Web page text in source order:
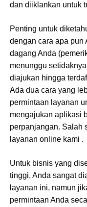
dan diiklankan untuk
Penting untuk
dengan cara apa pun
dagang Anda
menunggu
diajukan hingga
Ada dua cara yang
permintaan layanan
mengajukan aplikasi
perpanjangan. Salah
layanan online kami .
Untuk bisnis yang
tinggi, Anda sangat
layanan ini, namun
permintaan Anda